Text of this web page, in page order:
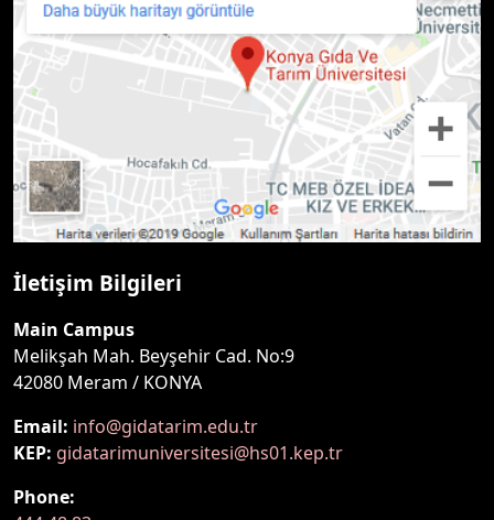
İletişim Bilgileri
Main Campus
Melikşah Mah. Beyşehir Cad. No:9
42080 Meram / KONYA
Email: info@gidatarim.edu.tr
KEP: gidatarimuniversitesi@hs01.kep.tr
Phone: